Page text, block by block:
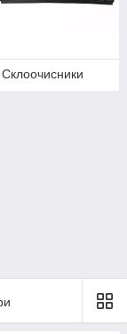
Склоочисники